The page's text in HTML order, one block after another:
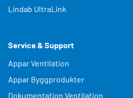
Lindab UltraLink
Service & Support
Appar Ventilation
Appar Byggprodukter
Dokumentation Ventilation